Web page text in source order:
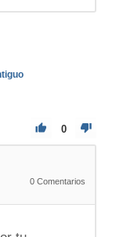
0
0 Comentarios